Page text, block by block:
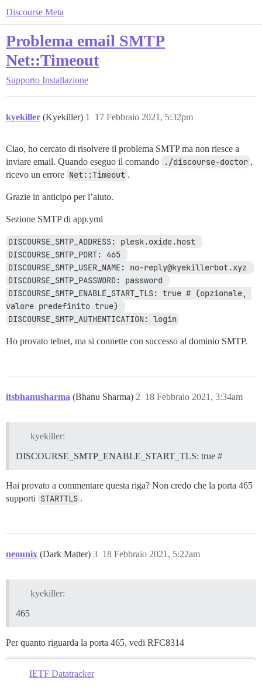
Discourse Meta
Problema email SMTP
Net::Timeout
Supporto Installazione
kyekiller (Kyekiller) 17 Febbraio 2021, 5:32pm
1
Ciao, ho cercato di risolvere il problema SMTP ma non riesce a
inviare email. Quando eseguo il comando
./discourse-doctor ,
ricevo un errore Net::Timeout .
Grazie in anticipo per l’aiuto.
Sezione SMTP di app.yml
DISCOURSE_SMTP_ADDRESS: plesk.oxide.host
DISCOURSE_SMTP_PORT: 465
DISCOURSE_SMTP_USER_NAME: no-reply@kyekillerbot.xyz
DISCOURSE_SMTP_PASSWORD: password
DISCOURSE_SMTP_ENABLE_START_TLS: true # (opzionale,
valore predefinito true)
DISCOURSE_SMTP_AUTHENTICATION: login
Ho provato telnet, ma si connette con successo al dominio SMTP.
itsbhanusharma (Bhanu Sharma) 18 Febbraio 2021, 3:34am
2
kyekiller:
DISCOURSE_SMTP_ENABLE_START_TLS: true #
Hai provato a commentare questa riga? Non credo che la porta 465
supporti STARTTLS .
neounix (Dark Matter) 18 Febbraio 2021, 5:22am
3
kyekiller:
465
Per quanto riguarda la porta 465, vedi RFC8314
IETF Datatracker